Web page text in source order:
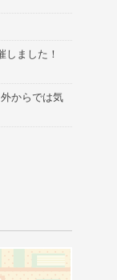
しました！
からでは気